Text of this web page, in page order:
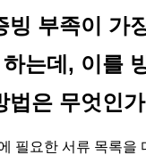
빙 부족이 가
는데, 이를
법은 무엇인
필요한 서류 목록을